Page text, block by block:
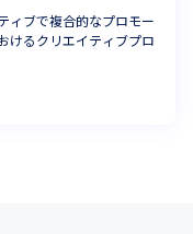
ィブで複合的なプロモー
けるクリエイティブプロ